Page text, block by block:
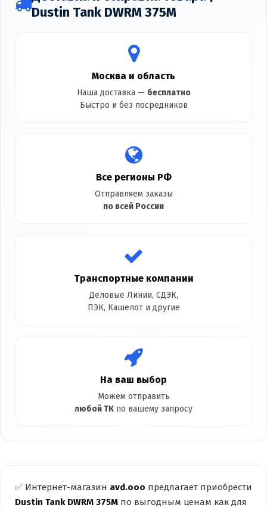
Dustin Tank DWRM 375M
Москва и область
Наша доставка — бесплатно
Быстро и без посредников
Все регионы РФ
Отправляем заказы
по всей России
Транспортные компании
Деловые Линии, СДЭК,
ПЭК, Кашелот и другие
На ваш выбор
Можем отправить
любой ТК по вашему запросу
✅ Интернет-магазин avd.ooo предлагает приобрести
Dustin Tank DWRM 375M по выгодным ценам как для